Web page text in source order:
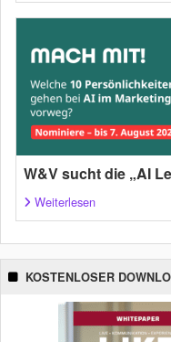
W&V sucht die „AI
Weiterlesen
KOSTENLOSER